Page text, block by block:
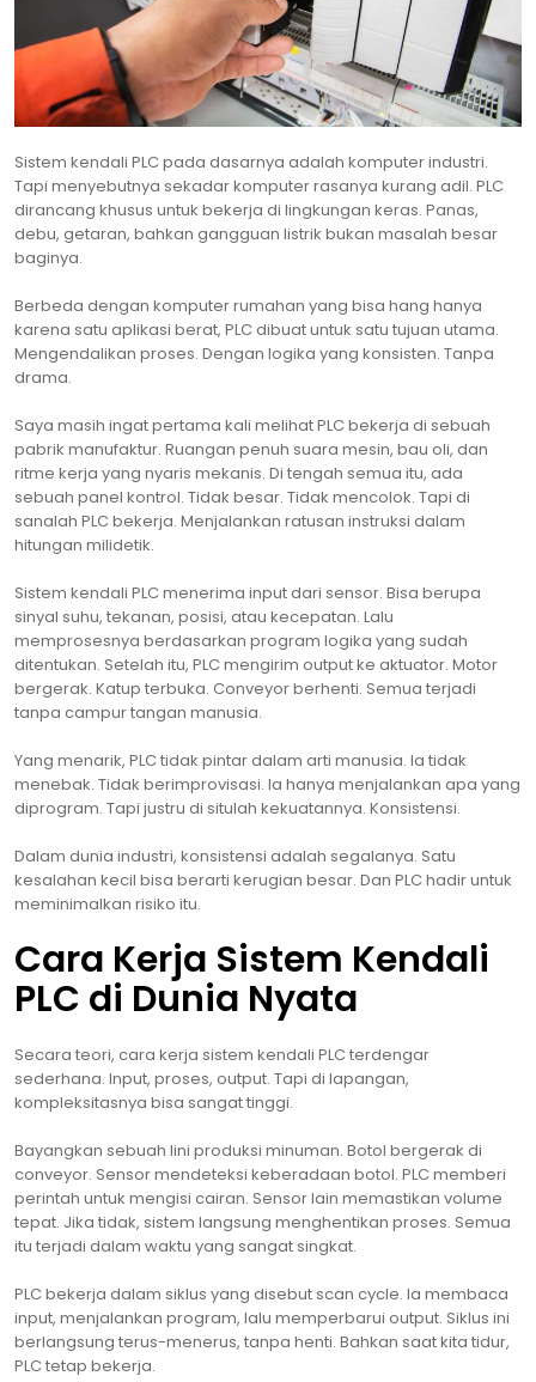
Sistem kendali PLC pada dasarnya adalah komputer industri.
Tapi menyebutnya sekadar komputer rasanya kurang adil. PLC
dirancang khusus untuk bekerja di lingkungan keras. Panas,
debu, getaran, bahkan gangguan listrik bukan masalah besar
baginya.
Berbeda dengan komputer rumahan yang bisa hang hanya
karena satu aplikasi berat, PLC dibuat untuk satu tujuan utama.
Mengendalikan proses. Dengan logika yang konsisten. Tanpa
drama.
Saya masih ingat pertama kali melihat PLC bekerja di sebuah
pabrik manufaktur. Ruangan penuh suara mesin, bau oli, dan
ritme kerja yang nyaris mekanis. Di tengah semua itu, ada
sebuah panel kontrol. Tidak besar. Tidak mencolok. Tapi di
sanalah PLC bekerja. Menjalankan ratusan instruksi dalam
hitungan milidetik.
Sistem kendali PLC menerima input dari sensor. Bisa berupa
sinyal suhu, tekanan, posisi, atau kecepatan. Lalu
memprosesnya berdasarkan program logika yang sudah
ditentukan. Setelah itu, PLC mengirim output ke aktuator. Motor
bergerak. Katup terbuka. Conveyor berhenti. Semua terjadi
tanpa campur tangan manusia.
Yang menarik, PLC tidak pintar dalam arti manusia. Ia tidak
menebak. Tidak berimprovisasi. Ia hanya menjalankan apa yang
diprogram. Tapi justru di situlah kekuatannya. Konsistensi.
Dalam dunia industri, konsistensi adalah segalanya. Satu
kesalahan kecil bisa berarti kerugian besar. Dan PLC hadir untuk
meminimalkan risiko itu.
Cara Kerja Sistem Kendali
PLC di Dunia Nyata
Secara teori, cara kerja sistem kendali PLC terdengar
sederhana. Input, proses, output. Tapi di lapangan,
kompleksitasnya bisa sangat tinggi.
Bayangkan sebuah lini produksi minuman. Botol bergerak di
conveyor. Sensor mendeteksi keberadaan botol. PLC memberi
perintah untuk mengisi cairan. Sensor lain memastikan volume
tepat. Jika tidak, sistem langsung menghentikan proses. Semua
itu terjadi dalam waktu yang sangat singkat.
PLC bekerja dalam siklus yang disebut scan cycle. Ia membaca
input, menjalankan program, lalu memperbarui output. Siklus ini
berlangsung terus-menerus, tanpa henti. Bahkan saat kita tidur,
PLC tetap bekerja.